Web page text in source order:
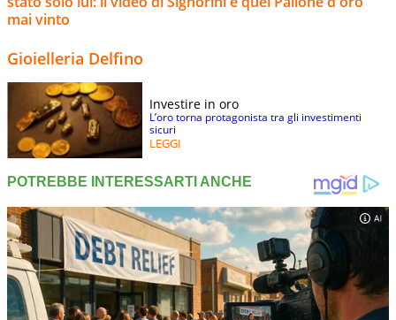
mai vinto
Gioielleria Delfino
Investire in oro
L’oro torna protagonista tra gli investimenti
sicuri
LEGGI